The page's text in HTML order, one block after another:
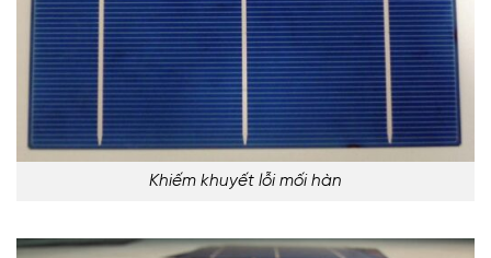
Khiếm khuyết lỗi mối hàn